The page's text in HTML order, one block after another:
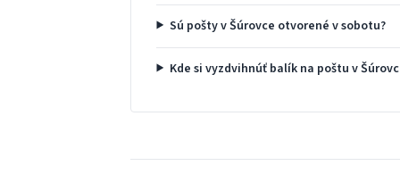
Sú pošty v Šúrovce otvorené v sobotu?
Kde si vyzdvihnúť balík na poštu v